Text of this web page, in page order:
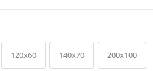
120x60 140x70 200x100